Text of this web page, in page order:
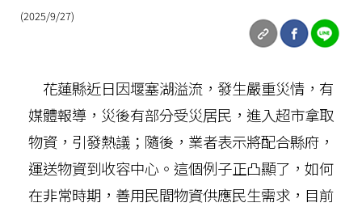
(2025/9/27)
花蓮縣近日因堰塞湖溢流，發生嚴重災情，有
媒體報導，災後有部分受災居民，進入超市拿取
物資，引發熱議；隨後，業者表示將配合縣府，
運送物資到收容中心。這個例子正凸顯了，如何
在非常時期，善用民間物資供應民生需求，目前